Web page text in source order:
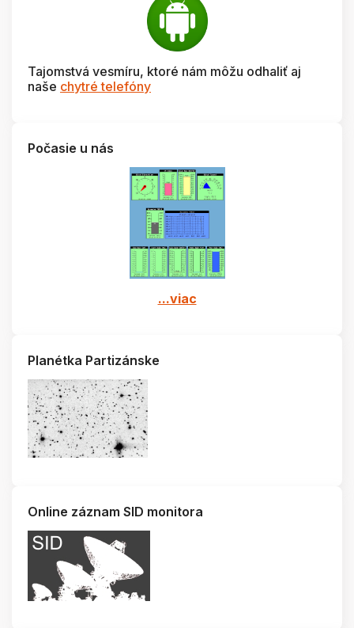
Tajomstvá vesmíru, ktoré nám môžu odhaliť aj
naše chytré telefóny
Počasie u nás
...viac
Planétka Partizánske
Online záznam SID monitora